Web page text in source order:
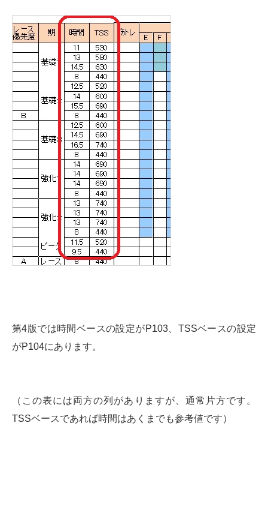
第4版では時間ベースの設定がP103、TSSベースの設定
がP104にあります。
（この表には両方の列がありますが、通常片方です。
TSSベースであれば時間はあくまでも参考値です）